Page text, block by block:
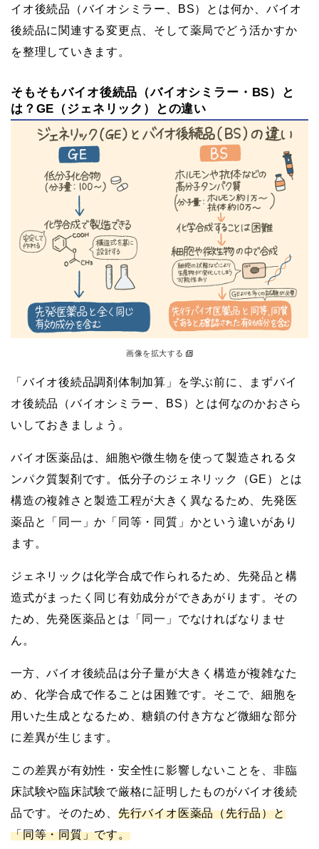
イオ後続品（バイオシミラー、BS）とは何か、バイオ
後続品に関連する変更点、そして薬局でどう活かすか
を整理していきます。
そもそもバイオ後続品（バイオシミラー・BS）と
は？GE（ジェネリック）との違い
画像を拡大する
「バイオ後続品調剤体制加算」を学ぶ前に、まずバイ
オ後続品（バイオシミラー、BS）とは何なのかおさら
いしておきましょう。
バイオ医薬品は、細胞や微生物を使って製造されるタ
ンパク質製剤です。低分子のジェネリック（GE）とは
構造の複雑さと製造工程が大きく異なるため、先発医
薬品と「同一」か「同等・同質」かという違いがあり
ます。
ジェネリックは化学合成で作られるため、先発品と構
造式がまったく同じ有効成分ができあがります。その
ため、先発医薬品とは「同一」でなければなりませ
ん。
一方、バイオ後続品は分子量が大きく構造が複雑なた
め、化学合成で作ることは困難です。そこで、細胞を
用いた生成となるため、糖鎖の付き方など微細な部分
に差異が生じます。
この差異が有効性・安全性に影響しないことを、非臨
床試験や臨床試験で厳格に証明したものがバイオ後続
品です。そのため、 先行バイオ医薬品（先行品）と
「同等・同質」です。